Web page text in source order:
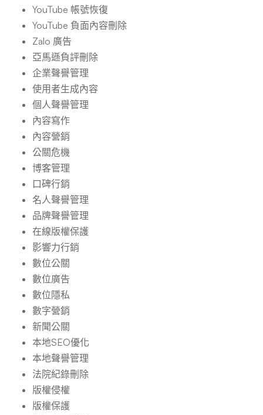
YouTube 帳號恢復
YouTube 負面內容刪除
Zalo 廣告
亞馬遜負評刪除
企業聲譽管理
使用者生成內容
個人聲譽管理
內容寫作
內容營銷
公關危機
博客管理
口碑行銷
名人聲譽管理
品牌聲譽管理
在線版權保護
影響力行銷
數位公關
數位廣告
數位隱私
數字營銷
新聞公關
本地SEO優化
本地聲譽管理
法院紀錄刪除
版權侵權
版權保護